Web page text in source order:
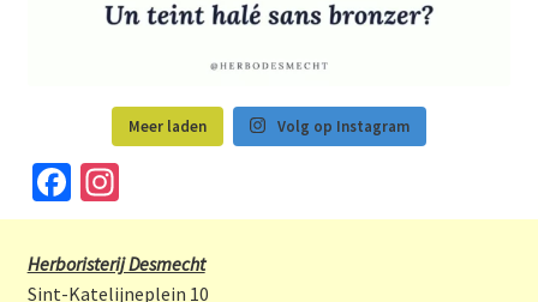
Meer laden Volg op Instagram
Fa
ce
b
In
st
a
Herboristerij Desmecht
Sint-Katelijneplein 10